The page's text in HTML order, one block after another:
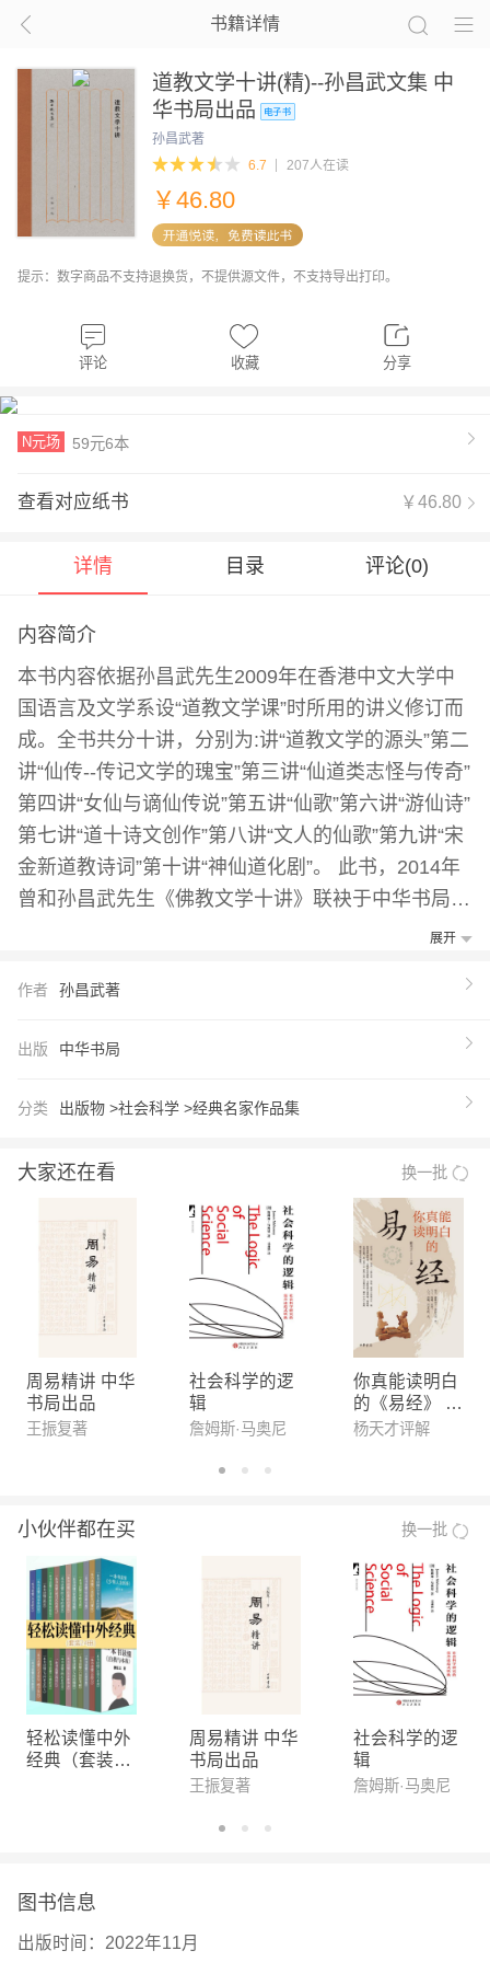
书籍详情
道教文学十讲(精)--孙昌武文集 中
华书局出品
孙昌武著
6.7
207人在读
￥46.80
提示：数字商品不支持退换货，不提供源文件，不支持导出打印。
评论 收藏 分享
N元场 59元6本
查看对应纸书 ￥46.80
详情 目录 评论(0)
内容简介
本书内容依据孙昌武先生2009年在香港中文大学中
国语言及文学系设“道教文学课”时所用的讲义修订而
成。全书共分十讲，分别为:讲“道教文学的源头”第二
讲“仙传--传记文学的瑰宝”第三讲“仙道类志怪与传奇”
第四讲“女仙与谪仙传说”第五讲“仙歌”第六讲“游仙诗”
第七讲“道十诗文创作”第八讲“文人的仙歌”第九讲“宋
金新道教诗词”第十讲“神仙道化剧”。 此书，2014年
曾和孙昌武先生《佛教文学十讲》联袂于中华书局出
展开
作者 孙昌武著
出版 中华书局
分类 出版物 >社会科学 >经典名家作品集
大家还在看 换一批
周易精讲 中华
书局出品
王振复著
社会科学的逻
辑
詹姆斯·马奥尼
你真能读明白
的《易经》 中
华书局出品
杨天才评解
小伙伴都在买 换一批
轻松读懂中外
经典（套装24
周易精讲 中华
书局出品
王振复著
社会科学的逻
辑
詹姆斯·马奥尼
图书信息
出版时间： 2022年11月